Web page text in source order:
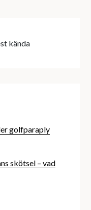
kända
golfparaply
skötsel – vad